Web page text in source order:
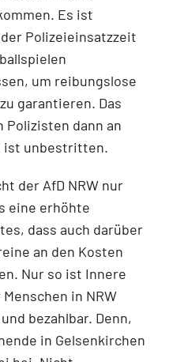
Es ist
Polizeieinsatzzeit
um reibungslose
garantieren. Das
Polizisten dann an
ist unbestritten.
der AfD NRW nur
eine erhöhte
dass auch darüber
an den Kosten
Nur so ist Innere
in NRW
bezahlbar. Denn,
in Gelsenkirchen